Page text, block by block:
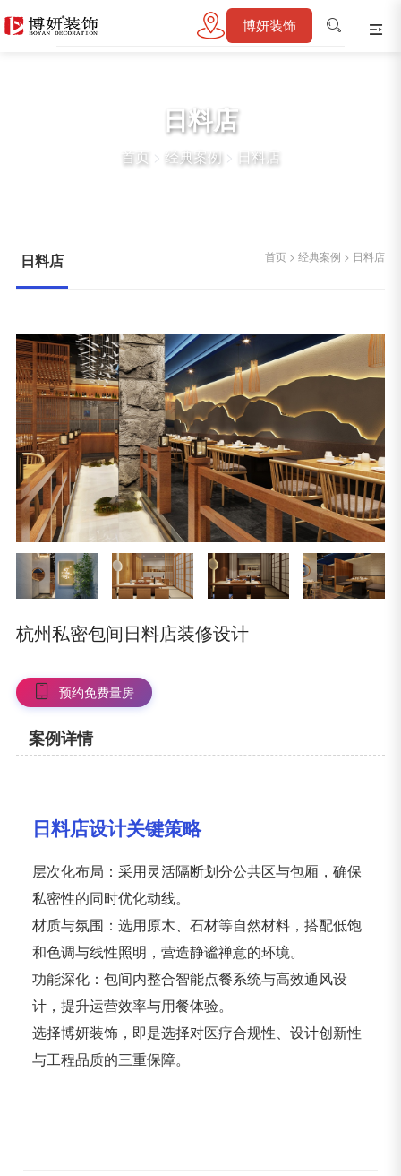
博妍装饰
日料店
日料店 首页 >经典案例 > 日料店
杭州私密包间日料店装修设计
预约免费量房
案例详情
日料店设计关键策略
层次化布局：采用灵活隔断划分公共区与包厢，确保
私密性的同时优化动线。
材质与氛围：选用原木、石材等自然材料，搭配低饱
和色调与线性照明，营造静谧禅意的环境。
功能深化：包间内整合智能点餐系统与高效通风设
计，提升运营效率与用餐体验。
选择博妍装饰，即是选择对医疗合规性、设计创新性
与工程品质的三重保障。